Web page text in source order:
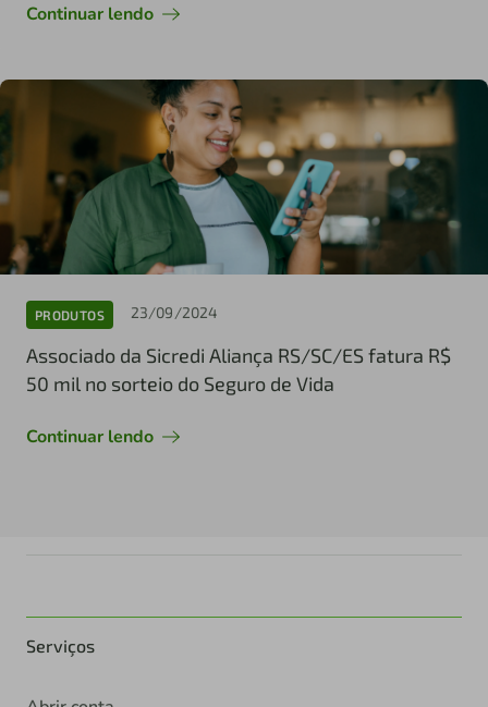
Continuar lendo
PRODUTOS 23/09/2024
Associado da Sicredi Aliança RS/SC/ES fatura R$
50 mil no sorteio do Seguro de Vida
Continuar lendo
Serviços